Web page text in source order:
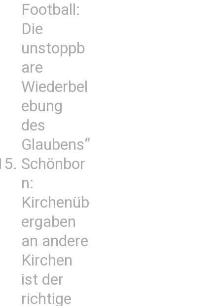
Football:
Die
unstoppb
are
Wiederbel
ebung
des
Glaubens“
Schönbor
n:
Kirchenüb
ergaben
an andere
Kirchen
ist der
richtige